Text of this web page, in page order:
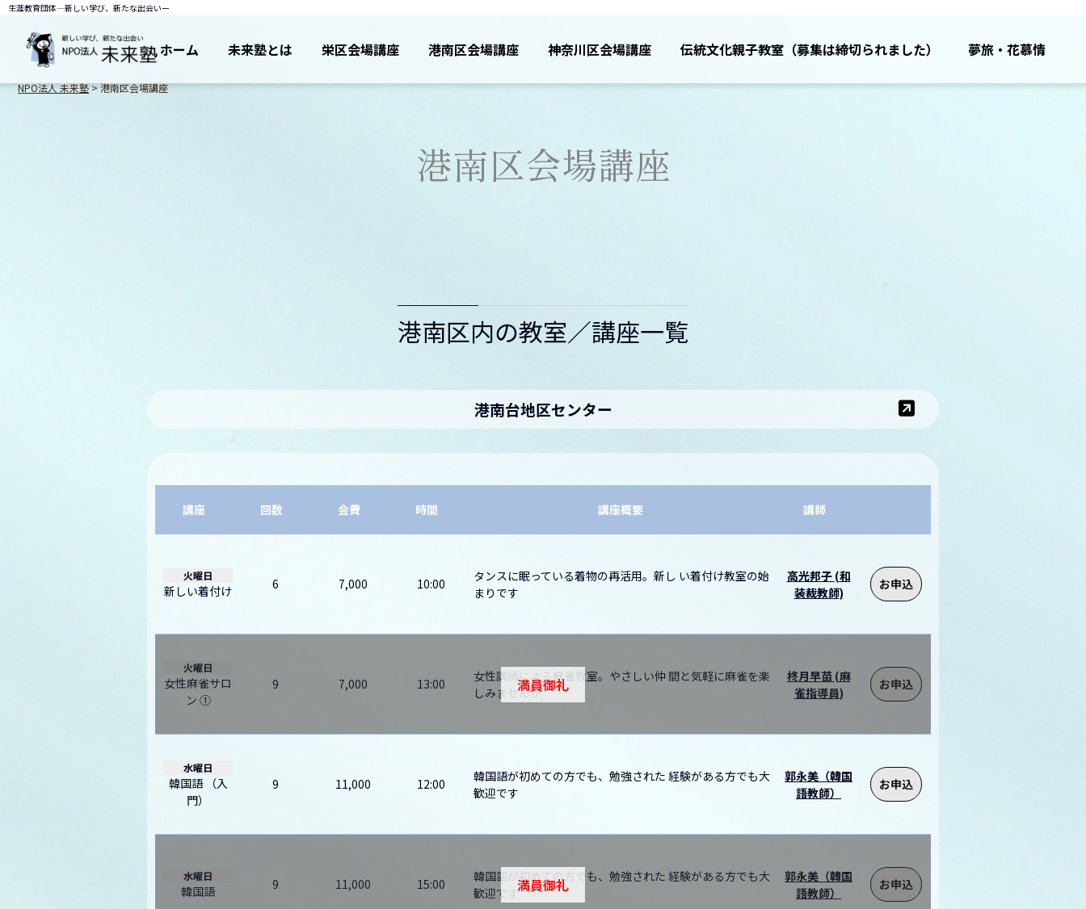
生涯教育団体―新しい学び、新たな出会いー
ホーム 未来塾とは 栄区会場講座 港南区会場講座 神奈川区会場講座 伝統文化親子教室（募集は締切られました） 夢旅・花慕情
NPO法人 未来塾>港南区会場講座
港南区会場講座
港南区内の教室／講座一覧
港南台地区センター
講座 回数 会費 時間 講座概要 講師
火曜日
新しい着付け 6 7,000 10:00
タンスに眠っている着物の再活用。新し い着付け教室の始
まりです
高光邦子 (和
装裁教師)
お申込
火曜日
女性麻雀サロ
ン ①
9 7,000 13:00
女性講師による麻雀教室。やさしい仲 間と気軽に麻雀を楽
しみませんか
柊月早苗 (麻
雀指導員)
お申込
満員御礼
水曜日
韓国語 （入
門）
9 11,000 12:00
韓国語が初めての方でも、勉強された 経験がある方でも大
歓迎です
郭永美（韓国
語教師）
お申込
水曜日
韓国語 9 11,000 15:00
韓国語が初めての方でも、勉強された 経験がある方でも大
歓迎です
郭永美（韓国
語教師）
お申込
満員御礼